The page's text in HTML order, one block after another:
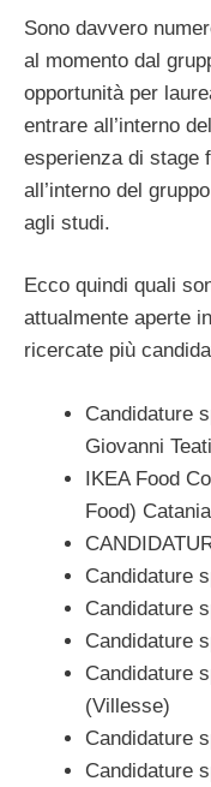
Sono davvero
al momento dal
opportunità per
entrare all’interno
esperienza di stage
all’interno del
agli studi.
Ecco quindi quali
attualmente aperte
ricercate più
Candidature
Giovanni
IKEA Food
Food) Catania
Candidature
Candidature
Candidature
Candidature
(Villesse)
Candidature
Candidature